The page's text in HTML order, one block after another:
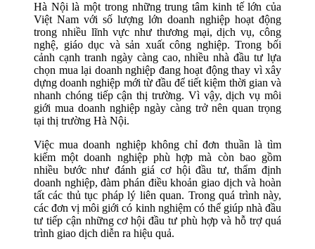
Hà Nội là một trong những trung tâm kinh tế lớn của
Việt Nam với số lượng lớn doanh nghiệp hoạt động
trong nhiều lĩnh vực như thương mại, dịch vụ, công
nghệ, giáo dục và sản xuất công nghiệp. Trong bối
cảnh cạnh tranh ngày càng cao, nhiều nhà đầu tư lựa
chọn mua lại doanh nghiệp đang hoạt động thay vì xây
dựng doanh nghiệp mới từ đầu để tiết kiệm thời gian và
nhanh chóng tiếp cận thị trường. Vì vậy, dịch vụ môi
giới mua doanh nghiệp ngày càng trở nên quan trọng
tại thị trường Hà Nội.
Việc mua doanh nghiệp không chỉ đơn thuần là tìm
kiếm một doanh nghiệp phù hợp mà còn bao gồm
nhiều bước như đánh giá cơ hội đầu tư, thẩm định
doanh nghiệp, đàm phán điều khoản giao dịch và hoàn
tất các thủ tục pháp lý liên quan. Trong quá trình này,
các đơn vị môi giới có kinh nghiệm có thể giúp nhà đầu
tư tiếp cận những cơ hội đầu tư phù hợp và hỗ trợ quá
trình giao dịch diễn ra hiệu quả.